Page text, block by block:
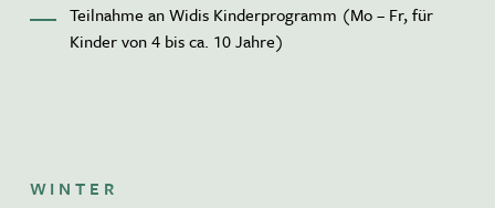
Teilnahme an Widis Kinderprogramm (Mo – Fr, für
Kinder von 4 bis ca. 10 Jahre)
WINTER